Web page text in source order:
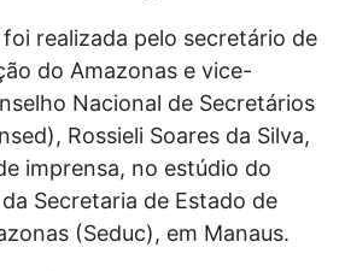
realizada pelo secretário de
do Amazonas e vice-
Nacional de Secretários
Rossieli Soares da Silva,
imprensa, no estúdio do
Secretaria de Estado de
(Seduc), em Manaus.